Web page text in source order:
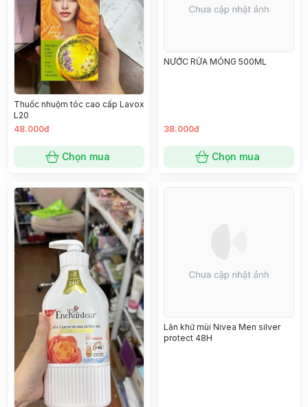
Thuốc nhuộm tóc cao cấp Lavox
L20
48.000đ
Chọn mua
NƯỚC RỬA MÓNG 500ML
38.000đ
Chọn mua
Lăn khử mùi Nivea Men silver
protect 48H